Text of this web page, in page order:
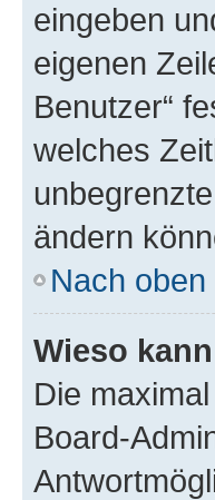
eingeben
eigenen
Benutzer“
welches
ändern
Nach oben
Wieso
Die
Board-